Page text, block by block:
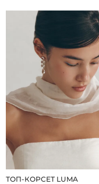
ТОП-КОРСЕТ LUMA